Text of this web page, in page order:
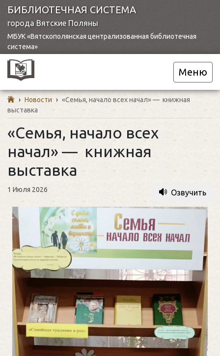
БИБЛИОТЕЧНАЯ СИСТЕМА
города Вятские Поляны
МБУК «Вятскополянская централизованная библиотечная
система»
Меню
› Новости › «Семья, начало всех начал» — книжная
выставка
«Семья, начало всех
начал» — книжная
выставка
1 Июля 2026 Озвучить